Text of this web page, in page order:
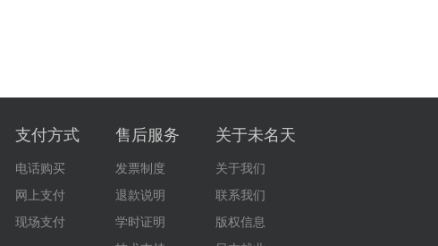
支付方式
电话购买
网上支付
现场支付
售后服务
发票制度
退款说明
学时证明
关于未名天
关于我们
联系我们
版权信息